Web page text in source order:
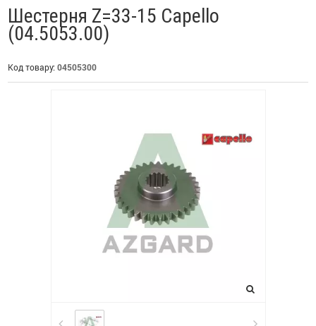
Шестерня Z=33-15 Capello
(04.5053.00)
Код товару: 04505300